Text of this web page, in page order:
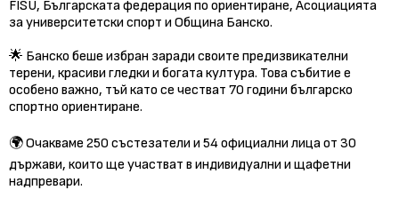
FISU, Българската федерация по ориентиране, Асоциацията
за университетски спорт и Община Банско.
🌟 Банско беше избран заради своите предизвикателни
терени, красиви гледки и богата култура. Това събитие е
особено важно, тъй като се честват 70 години българско
спортно ориентиране.
🌍 Очакваме 250 състезатели и 54 официални лица от 30
държави, които ще участват в индивидуални и щафетни
надпревари.